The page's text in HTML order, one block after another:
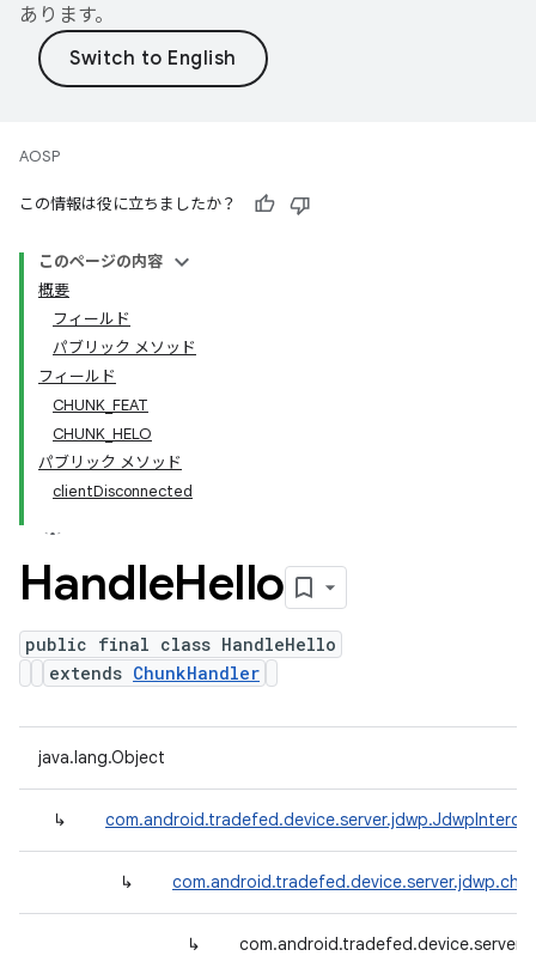
あります。
AOSP
この情報は役に立ちましたか？
このページの内容
概要
フィールド
パブリック メソッド
フィールド
CHUNK_FEAT
CHUNK_HELO
パブリック メソッド
clientDisconnected
HandleHello
public final class HandleHello
extends ChunkHandler
java.lang.Object
↳
↳
↳